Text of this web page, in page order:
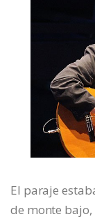
El paraje
de monte